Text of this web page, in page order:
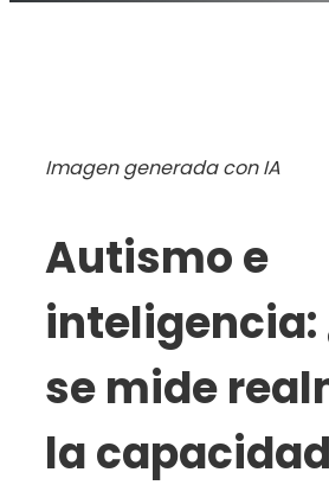
Imagen generada con IA
Autismo e
inteligencia:
se mide
la capacidad